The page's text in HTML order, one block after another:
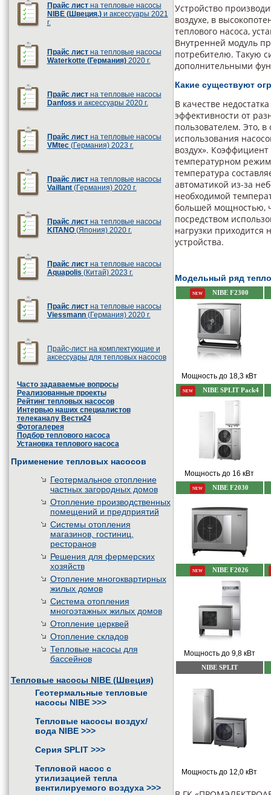
Прайс листна тепловые насосы
NIBE (Швеция.)и аксессуары 2021
г.
Прайс лист на тепловые насосы
Waterkotte (Германия)2020 г.
Прайс листна тепловые насосы
Danfoss и аксессуары 2020 г.
Прайс листна тепловые насосы
VMtec(Германия) 2023 г.
Прайс листна тепловые насосы
Vaillant(Германия) 2020 г.
Прайс листна тепловые насосы
KITANO(Япония) 2020 г.
Прайс листна тепловые насосы
Aquapolis (Китай) 2023 г.
Прайс листна тепловые насосы
Viessmann(Германия) 2020 г.
Прайс-лист на комплектующие и
аксессуары для тепловых насосов
Часто задаваемые вопросы
Реализованные проекты
Рейтинг тепловых насосов
Интервью наших специалистов
телеканалу Вести24
Фотогалерея
Подбор теплового насоса
Установка теплового насоса
Применение тепловых насосов
Геотермальное отопление
частных загородных домов
Отопление производственных
помещений и предприятий
Системы отопления
магазинов, гостиниц,
ресторанов
Решения для фермерских
хозяйств
Отопление многоквартирных
жилых домов
Система отопления
многоэтажных жилых домов
Отопление церквей
Отопление складов
Тепловые насосы для
бассейнов
Тепловые насосы NIBE (Швеция)
Геотермальные тепловые
насосы NIBE >>>
Тепловые насосы воздух/
вода NIBE >>>
Серия SPLIT >>>
Тепловой насос с
утилизацией тепла
вентилируемого воздуха >>>
Устройство
воздухе, в
теплового насоса,
Внутренней модуль
потребителю. Такую
дополнительными
Какие существуют
В качестве
эффективности от
пользователем. Это,
использования
воздух».
температурном
температура
автоматикой из-за
необходимой
большей мощностью,
посредством
нагрузки приходится
устройства.
Модельный ряд
NEW NIBE F2300
Мощность до 18,3 кВт
NEW NIBE SPLIT Pack4
Мощность до 16 кВт
NEW NIBE F2030
NEW NIBE F2026
Мощность до 9,8 кВт
NIBE SPLIT
Мощность до 12,0 кВт